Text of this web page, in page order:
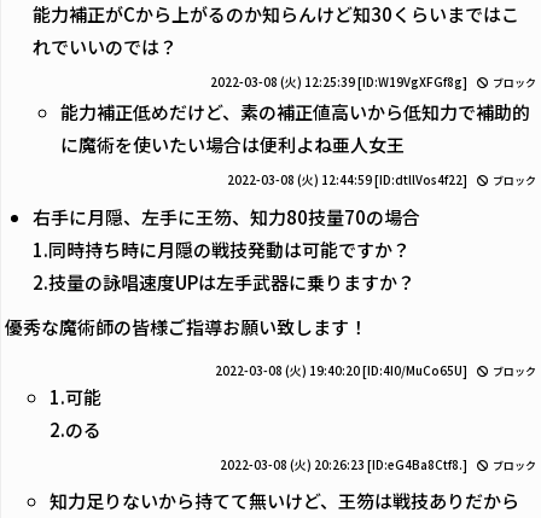
能力補正がCから上がるのか知らんけど知30くらいまではこ
れでいいのでは？
2022-03-08 (火) 12:25:39[ID:W19VgXFGf8g] ブロック
能力補正低めだけど、素の補正値高いから低知力で補助的
に魔術を使いたい場合は便利よね亜人女王
2022-03-08 (火) 12:44:59[ID:dtllVos4f22] ブロック
右手に月隠、左手に王笏、知力80技量70の場合
1.同時持ち時に月隠の戦技発動は可能ですか？
2.技量の詠唱速度UPは左手武器に乗りますか？
優秀な魔術師の皆様ご指導お願い致します！
2022-03-08 (火) 19:40:20[ID:4I0/MuCo65U] ブロック
1.可能
2.のる
2022-03-08 (火) 20:26:23 [ID:eG4Ba8Ctf8.] ブロック
知力足りないから持てて無いけど、王笏は戦技ありだから